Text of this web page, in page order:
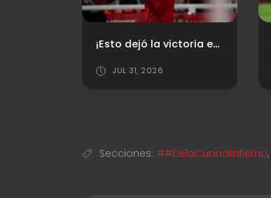
JUL 30, 2026
Secciones: ##DelaCunaalInfierno,